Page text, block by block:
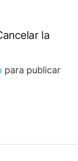
la
para publicar